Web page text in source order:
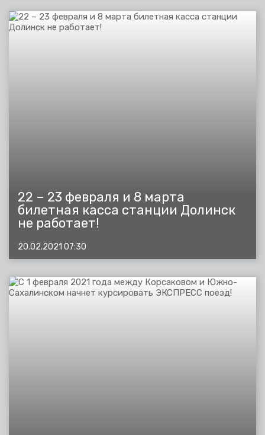
22 – 23 февраля и 8 марта
билетная касса станции Долинск
не работает!
20.02.2021 07:30